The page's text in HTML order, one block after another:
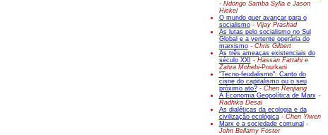
- Ndongo Samba Sylla e Jason
Hickel
O mundo quer avançar para o
socialismo- Vijay Prashad
As lutas pelo socialismo no Sul
Global e a vertente operária do
marxismo- Chris Gilbert
As três ameaças existenciais do
século XXI - Hassan Fattahi e
Zahra Mohebi-Pourkani
"Tecno-feudalismo": Canto do
cisne do capitalismo ou o seu
próximo ato? - Chen Renjiang
A Economia Geopolítica de Marx-
Radhika Desai
As dialéticas da ecologia e da
civilização ecológica - Chen Yiwen
Marx e a sociedade comunal -
John Bellamy Foster